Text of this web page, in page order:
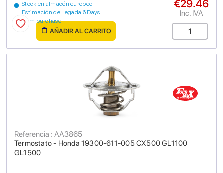
Stock en almacén europeo
Estimación de llegada 6 Days
from purchase
€29.46
Inc. IVA
AÑADIR AL CARRITO
Termostato - Honda 19300-611-005 CX500 GL1100
GL1500
Referencia : AA3865